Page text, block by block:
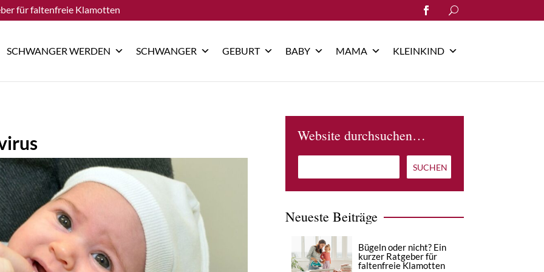
für faltenfreie Klamotten
Search
for:
SCHWANGER WERDEN SCHWANGER GEBURT BABY MAMA KLEINKIND
Website durchsuchen…
Neueste Beiträge
Bügeln oder nicht? Ein
kurzer Ratgeber für
faltenfreie Klamotten